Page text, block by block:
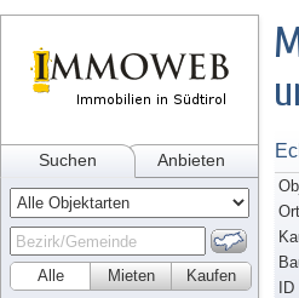
Suchen Anbieten
Alle Kaufen
Mieten
Ort
ID